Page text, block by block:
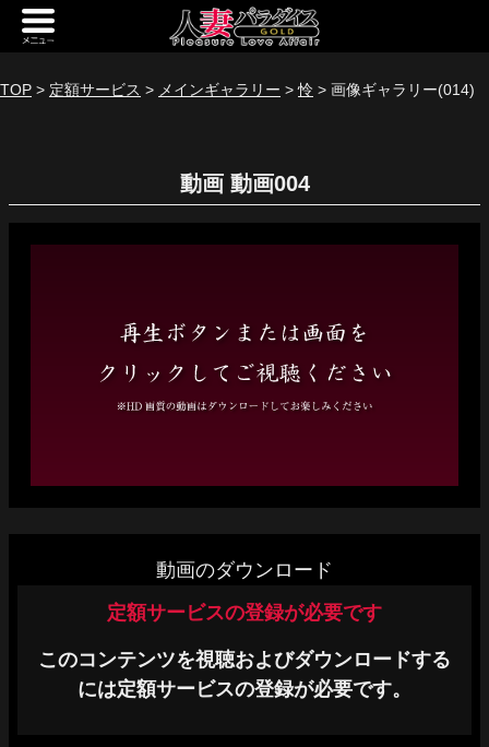
新規会員登録 ログイン
[定額] メインギャラリー
お問い合わせ
TOP > 定額サービス > メインギャラリー >怜 > 画像ギャラリー(014)
動画
動画のダウンロード
定額サービスの登録が必要です
このコンテンツを視聴およびダウンロードする
には定額サービスの登録が必要です。